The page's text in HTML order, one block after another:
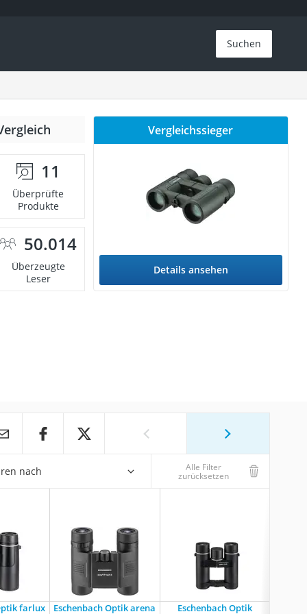
Suchen
11
Überprüfte
Produkte
50.014
Überzeugte
Leser
Vergleichssieger
Details ansehen
nach Alle Filter
zurücksetzen
farlux
Eschenbach Optik arena
Eschenbach Optik